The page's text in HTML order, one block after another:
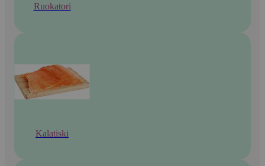
Ruokatori
Kalatiski